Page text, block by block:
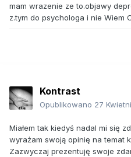
mam wrazenie ze to.objawy
z.tym do psychologa i nie Wiem
Kontrast
Opublikowano 27
Miałem tak kiedyś nadal mi się
wyrażam swoją opinię na temat
Zazwyczaj prezentuję swoje